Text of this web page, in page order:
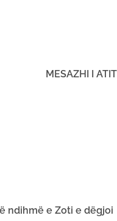
MESAZHI I
ndihmë e Zoti e dëgjoi